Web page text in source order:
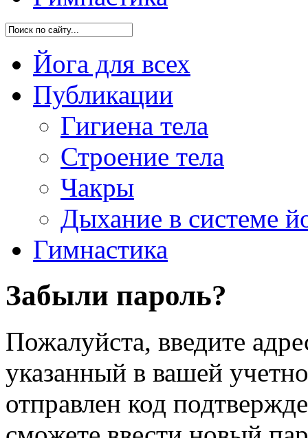
Йога для всех
Публикации
Гигиена тела
Строение тела
Чакры
Дыхание в системе
Гимнастика
Забыли пароль?
Пожалуйста, введите
указанный в вашей
отправлен код